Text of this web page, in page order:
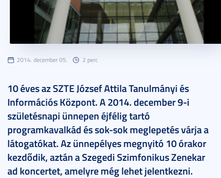
2014. december 05. 2 perc
10 éves az SZTE József Attila Tanulmányi és
Információs Központ. A 2014. december 9-i
születésnapi ünnepen éjfélig tartó
programkavalkád és sok-sok meglepetés várja a
látogatókat. Az ünnepélyes megnyitó 10 órakor
kezdődik, aztán a Szegedi Szimfonikus Zenekar
ad koncertet, amelyre még lehet jelentkezni.